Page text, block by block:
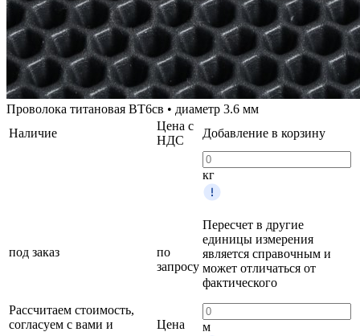
Проволока титановая ВТ6св • диаметр 3.6 мм
Наличие
Цена с
НДС
Добавление в корзину
под заказ
Рассчитаем стоимость,
согласуем с вами и
по
запросу
Цена
кг
Пересчет в другие
единицы измерения
является справочным и
может отличаться от
фактического
м